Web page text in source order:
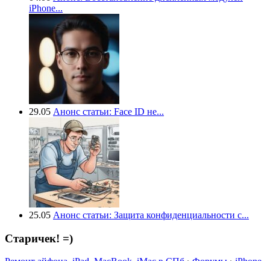
iPhone...
29.05 Анонс статьи: Face ID не...
25.05 Анонс статьи: Защита конфиденциальности с...
Старичек! =)